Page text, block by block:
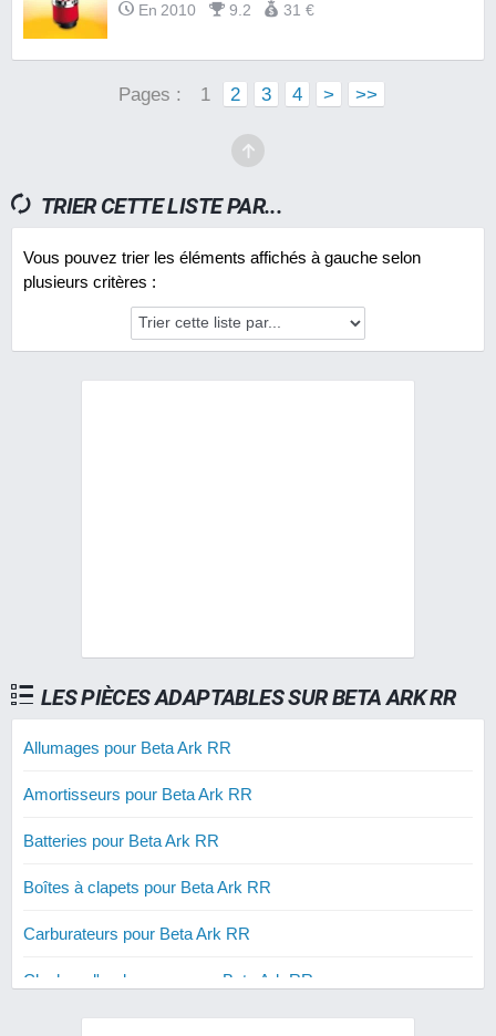
En 2010 9.2 31 €
Pages : 1 2 3 4 > >>
TRIER CETTE LISTE PAR...
Vous pouvez trier les éléments affichés à gauche selon
plusieurs critères :
LES PIÈCES ADAPTABLES SUR BETA ARK RR
Allumages pour Beta Ark RR
Amortisseurs pour Beta Ark RR
Batteries pour Beta Ark RR
Boîtes à clapets pour Beta Ark RR
Carburateurs pour Beta Ark RR
Cloches d'embrayage pour Beta Ark RR